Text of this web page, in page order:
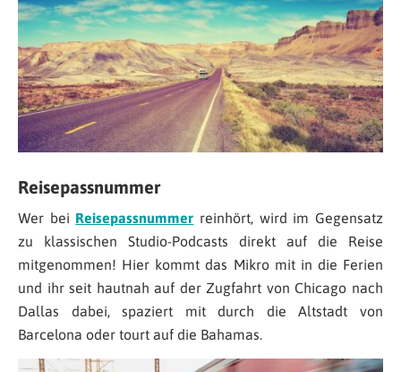
Reisepassnummer
Wer bei Reisepassnummer reinhört, wird im Gegensatz
zu klassischen Studio-Podcasts direkt auf die Reise
mitgenommen! Hier kommt das Mikro mit in die Ferien
und ihr seit hautnah auf der Zugfahrt von Chicago nach
Dallas dabei, spaziert mit durch die Altstadt von
Barcelona oder tourt auf die Bahamas.